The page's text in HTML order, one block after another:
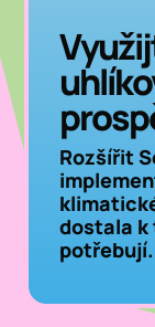
Rozšířit
dostala k
potřebují.